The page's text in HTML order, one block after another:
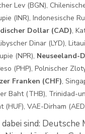
Lev (BGN),
(INR), Indonesische
Dollar (CAD),
Dinar (LYD),
(NPR), Neuseeland-
(PHP), Polnischer
Franken (CHF),
Baht (THB), Trinidad-
(HUF), VAE-Dirham
sind: Deutsche